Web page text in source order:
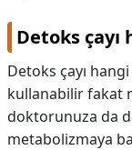
Detoks
Detoks çayı
kullanabilir fakat
doktorunuza da
metabolizmaya